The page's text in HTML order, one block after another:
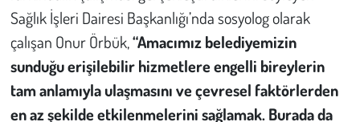
Sağlık İşleri Dairesi Başkanlığı’nda sosyolog olarak
çalışan Onur Örbük,“Amacımız belediyemizin
sunduğu erişilebilir hizmetlere engelli bireylerin
tam anlamıyla ulaşmasını ve çevresel faktörlerden
en az şekilde etkilenmelerini sağlamak. Burada da